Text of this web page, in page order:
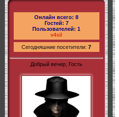
Онлайн всего: 8
Гостей: 7
Пользователей: 1
v4sil
Сегодняшние посетители: 7
Добрый вечер, Гость